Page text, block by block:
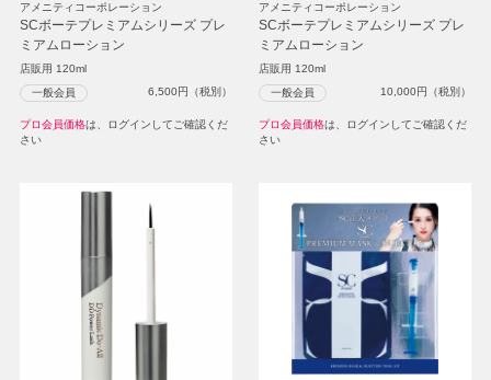
アメニティコーポレーション
SCボーテプレミアムシリーズ プレ
ミアムローション
店販用 120ml
一般会員 6,500円（税別）
プロ会員価格は、ログインしてご確認くだ
さい
アメニティコーポレーション
SCボーテプレミアムシリーズ プレ
ミアムローション
店販用 120ml
一般会員 10,000円（税別）
プロ会員価格は、ログインしてご確認くだ
さい